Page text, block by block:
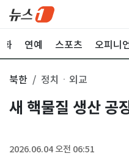
화 연예 스포츠 오피니
북한 정치ㆍ외교
새 핵물질 생산 공
2026.06.04 오전 06:51